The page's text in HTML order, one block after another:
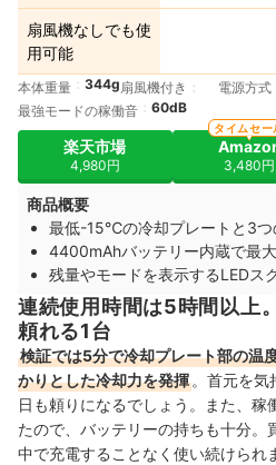
扇風機なしでも使
用可能
本体重量 344g扇風機付き 電源方式
最強モードの稼働音
60dB
楽天市場
4,980円 3,480円
タイムセー
商品概要
最低-15℃の冷却プレートと3つ
4400mAhバッテリー内蔵で最
残量やモードを表示するLEDス
連続使用時間は5時間以上
頼れる1台
検証では5分で冷却プレート部の温
かりとした冷却力を発揮。首元を気
日も頼りになるでしょう。また、稼
たので、バッテリーの持ちも十分。
中で充電することなく使い続けられ